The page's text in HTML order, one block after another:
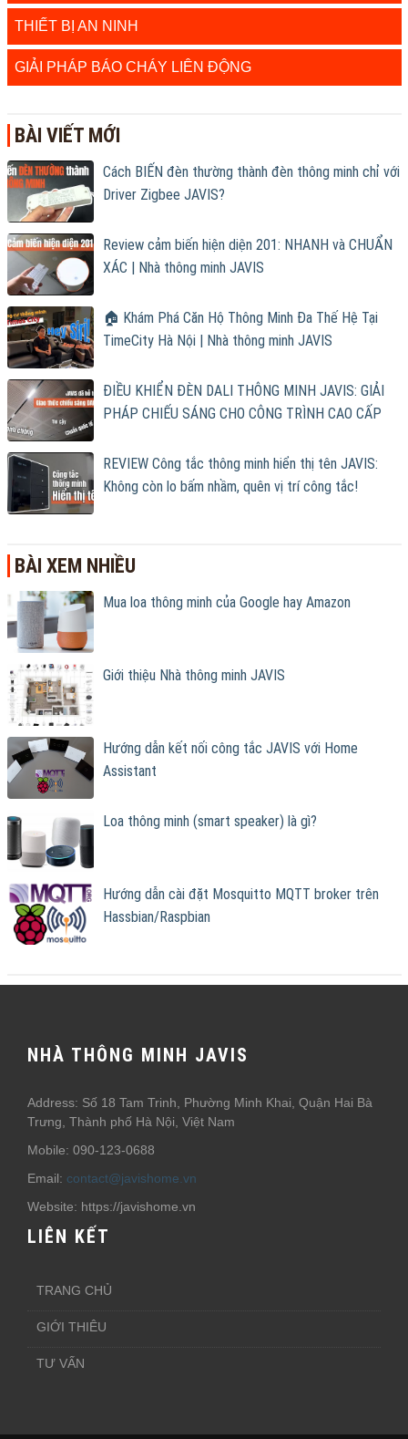
THIẾT BỊ AN NINH
GIẢI PHÁP BÁO CHÁY LIÊN ĐỘNG
BÀI VIẾT MỚI
Cách BIẾN đèn thường thành đèn thông minh chỉ với
Driver Zigbee JAVIS?
Review cảm biến hiện diện 201: NHANH và CHUẨN
XÁC | Nhà thông minh JAVIS
🏠 Khám Phá Căn Hộ Thông Minh Đa Thế Hệ Tại
TimeCity Hà Nội | Nhà thông minh JAVIS
ĐIỀU KHIỂN ĐÈN DALI THÔNG MINH JAVIS: GIẢI
PHÁP CHIẾU SÁNG CHO CÔNG TRÌNH CAO CẤP
REVIEW Công tắc thông minh hiển thị tên JAVIS:
Không còn lo bấm nhầm, quên vị trí công tắc!
BÀI XEM NHIỀU
Mua loa thông minh của Google hay Amazon
Giới thiệu Nhà thông minh JAVIS
Hướng dẫn kết nối công tắc JAVIS với Home
Assistant
Loa thông minh (smart speaker) là gì?
Hướng dẫn cài đặt Mosquitto MQTT broker trên
Hassbian/Raspbian
NHÀ THÔNG MINH JAVIS
Address: Số 18 Tam Trinh, Phường Minh Khai, Quận Hai Bà
Trưng, Thành phố Hà Nội, Việt Nam
Mobile: 090-123-0688
Email: contact@javishome.vn
Website: https://javishome.vn
LIÊN KẾT
TRANG CHỦ
GIỚI THIÊU
TƯ VẤN